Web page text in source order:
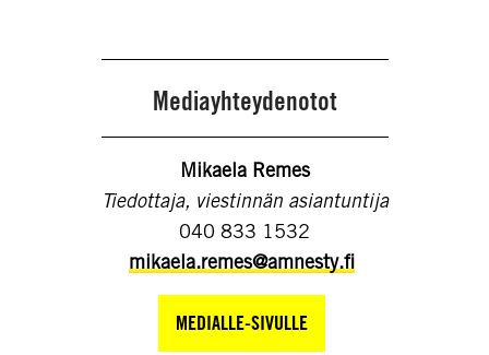
Mediayhteydenotot
Mikaela Remes
Tiedottaja, viestinnän asiantuntija
040 833 1532
mikaela.remes@amnesty.fi
MEDIALLE-SIVULLE